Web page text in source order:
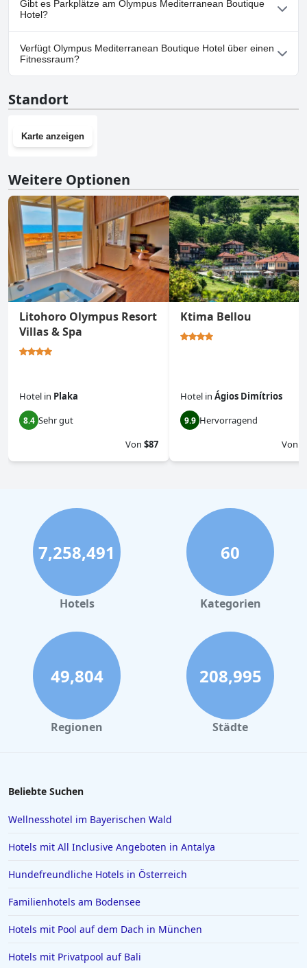
Hunde.
Gibt es Parkplätze am Olympus Mediterranean Boutique
Hotel?
Nein, im Olympus Mediterranean Boutique Hotel gibt es keine
Parkmöglichkeiten.
Verfügt Olympus Mediterranean Boutique Hotel über einen
Fitnessraum?
Fitnessraum.
Standort
Karte anzeigen
Weitere Optionen
Litohoro Olympus Resort
Villas & Spa
Hotel in Plaka
8.4 Sehr gut
Von $87
Ktima Bellou
Hotel in Ágios Dimítrios
9.9 Hervorragend
Von
7,258,491
Hotels
60
Kategorien
49,804
Regionen
208,995
Städte
Beliebte Suchen
Wellnesshotel im Bayerischen Wald
Hotels mit All Inclusive Angeboten in Antalya
Hundefreundliche Hotels in Österreich
Familienhotels am Bodensee
Hotels mit Pool auf dem Dach in München
Hotels mit Privatpool auf Bali